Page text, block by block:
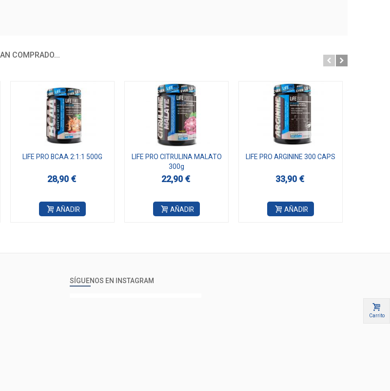
COMPRADO...
LIFE PRO BCAA 2:1:1 500G
28,90 €
AÑADIR
LIFE PRO CITRULINA MALATO
300g
22,90 €
AÑADIR
LIFE PRO ARGININE 300 CAPS
33,90 €
AÑADIR
SÍGUENOS EN INSTAGRAM
Carrito